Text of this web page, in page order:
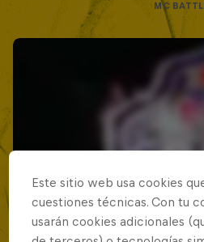
MC
Este sitio web usa cookies
cuestiones técnicas. Con tu
usarán cookies adicionales